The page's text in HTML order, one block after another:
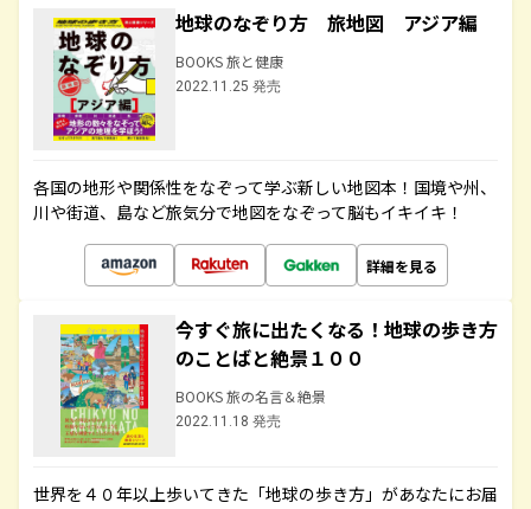
地球のなぞり方 旅地図 アジア編
BOOKS 旅と健康
2022.11.25 発売
各国の地形や関係性をなぞって学ぶ新しい地図本！国境や州、
川や街道、島など旅気分で地図をなぞって脳もイキイキ！
詳細を見る
今すぐ旅に出たくなる！地球の歩き方
のことばと絶景１００
BOOKS 旅の名言＆絶景
2022.11.18 発売
世界を４０年以上歩いてきた「地球の歩き方」があなたにお届